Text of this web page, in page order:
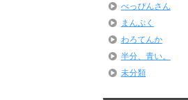
べっぴんさん
まんぷく
わろてんか
半分、青い。
未分類